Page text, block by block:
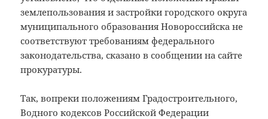
землепользования и застройки городского округа
муниципального образования Новороссийска не
соответствуют требованиям федерального
законодательства, сказано в сообщении на сайте
прокуратуры.
Так, вопреки положениям Градостроительного,
Водного кодексов Российской Федерации